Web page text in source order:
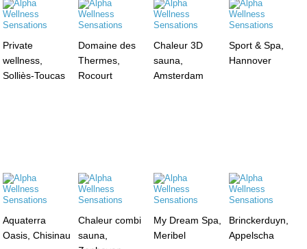
Private
wellness,
Solliès-Toucas
Domaine des
Thermes,
Rocourt
Chaleur 3D
sauna,
Amsterdam
Sport & Spa,
Hannover
Aquaterra
Oasis, Chisinau
Chaleur combi
sauna,
My Dream Spa,
Meribel
Brinckerduyn,
Appelscha